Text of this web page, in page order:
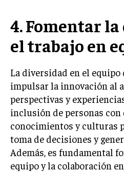
SOSTENIBILIDAD Y
GESTIÓN DE LA
TRANSFORMACIÓN
ANALÍTICA
INTELLIGENCE
CIBERSEGURIDAD
ESTRATEGIA
EMPRESAS FAMILIARES
GESTIÓN DEL RIESGO
4. Fomentar
el trabajo en
La diversidad en el equipo
impulsar la innovación al
perspectivas y
inclusión de personas
conocimientos y culturas
toma de decisiones y
Además, es fundamental
equipo y la colaboración